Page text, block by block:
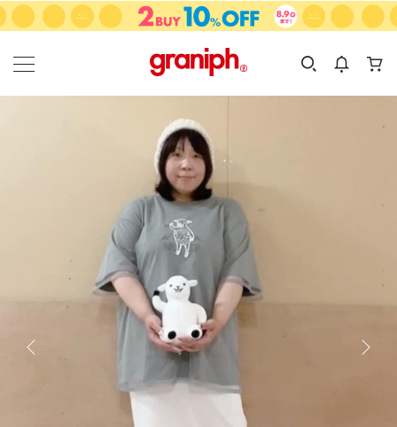
カテゴリーから探す
KIDS
カテゴリ
サイズ